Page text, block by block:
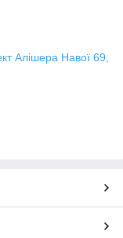
Алішера Навої 69,